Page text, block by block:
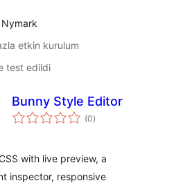
etkin kurulum
test edildi
Bunny Style Editor
(0toplam
puan
)
with live preview, a
inspector, responsive